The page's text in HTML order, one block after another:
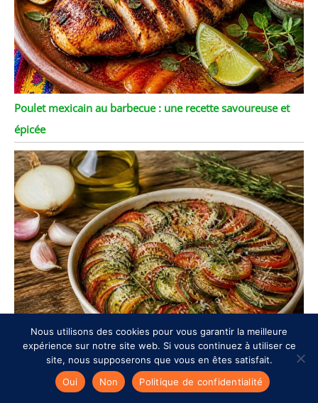
Poulet mexicain au barbecue : une recette savoureuse et
épicée
Tian à la provençale : recette authentique et savoureuse
Nous utilisons des cookies pour vous garantir la meilleure
expérience sur notre site web. Si vous continuez à utiliser ce
site, nous supposerons que vous en êtes satisfait.
Oui
Non Politique de confidentialité